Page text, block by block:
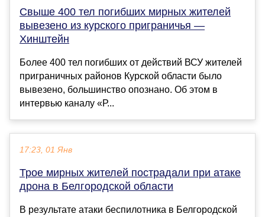
Свыше 400 тел погибших мирных жителей
вывезено из курского приграничья —
Хинштейн
Более 400 тел погибших от действий ВСУ жителей
приграничных районов Курской области было
вывезено, большинство опознано. Об этом в
интервью каналу «Р...
17:23, 01 Янв
Трое мирных жителей пострадали при атаке
дрона в Белгородской области
В результате атаки беспилотника в Белгородской